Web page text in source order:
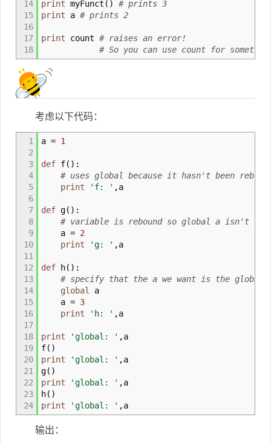
14
15
16
17
18
print myFunct ( )
# prints 3
print a # prints 2
print count # raises an error!
# So you can use count for
考虑以下代码：
1
2
3
4
5
6
7
8
9
10
11
12
13
14
15
16
17
18
19
20
21
22
23
24
a = 1
def f( ) :
# uses global because it hasn't been
print
'f: ' ,a
def g( ) :
# variable is rebound so global a isn't
a = 2
print
'g: ' ,a
def h( ) :
# specify that the a we want is the global
global
a
a = 3
print
'h: ' ,a
print 'global: ' ,a
f( )
print
'global: ' ,a
g( )
print
'global: ' ,a
h( )
print
'global: ' ,a
输出：